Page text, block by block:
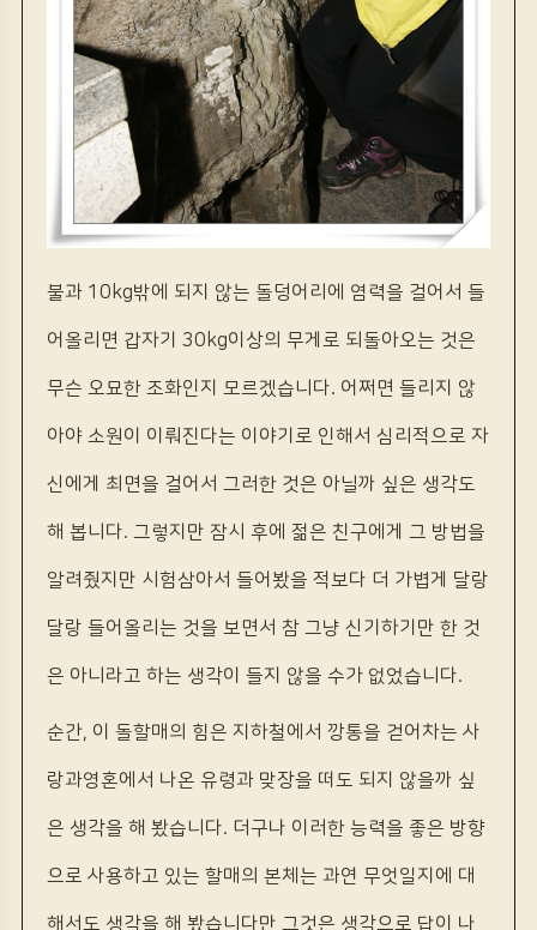
불과 10kg밖에 되지 않는 돌덩어리에 염력을 걸어서 들
어올리면 갑자기 30kg이상의 무게로 되돌아오는 것은
무슨 오묘한 조화인지 모르겠습니다. 어쩌면 들리지 않
아야 소원이 이뤄진다는 이야기로 인해서 심리적으로 자
신에게 최면을 걸어서 그러한 것은 아닐까 싶은 생각도
해 봅니다. 그렇지만 잠시 후에 젊은 친구에게 그 방법을
알려줬지만 시험삼아서 들어봤을 적보다 더 가볍게 달랑
달랑 들어올리는 것을 보면서 참 그냥 신기하기만 한 것
은 아니라고 하는 생각이 들지 않을 수가 없었습니다.
순간, 이 돌할매의 힘은 지하철에서 깡통을 걷어차는 사
랑과영혼에서 나온 유령과 맞장을 떠도 되지 않을까 싶
은 생각을 해 봤습니다. 더구나 이러한 능력을 좋은 방향
으로 사용하고 있는 할매의 본체는 과연 무엇일지에 대
해서도 생각을 해 봤습니다만 그것은 생각으로 답이 나